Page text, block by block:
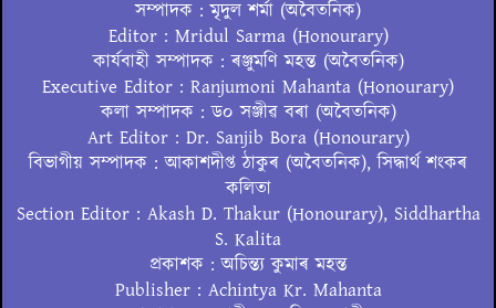
সম্পাদক : মৃদুল শৰ্মা (অবৈতনিক)
Editor : Mridul Sarma (Honourary)
কাৰ্যবাহী সম্পাদক : ৰঞ্জুমণি মহন্ত (অবৈতনিক)
Executive Editor : Ranjumoni Mahanta (Honourary)
কলা সম্পাদক : ড০ সঞ্জীৱ বৰা (অবৈতনিক)
Art Editor : Dr. Sanjib Bora (Honourary)
বিভাগীয় সম্পাদক : আকাশদীপ্ত ঠাকুৰ (অবৈতনিক), সিদ্ধাৰ্থ শংকৰ
কলিতা
Section Editor : Akash D. Thakur (Honourary), Siddhartha
S. Kalita
প্ৰকাশক : অচিন্ত্য কুমাৰ মহন্ত
Publisher : Achintya Kr. Mahanta